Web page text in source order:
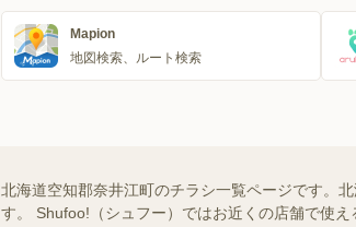
Mapion
地図検索、ルート検索
北海道空知郡奈井江町のチラシ一覧ページです。
す。 Shufoo!（シュフー）ではお近くの店舗で使